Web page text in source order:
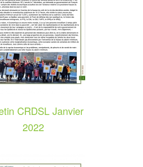
CRDSL Janvier
2022